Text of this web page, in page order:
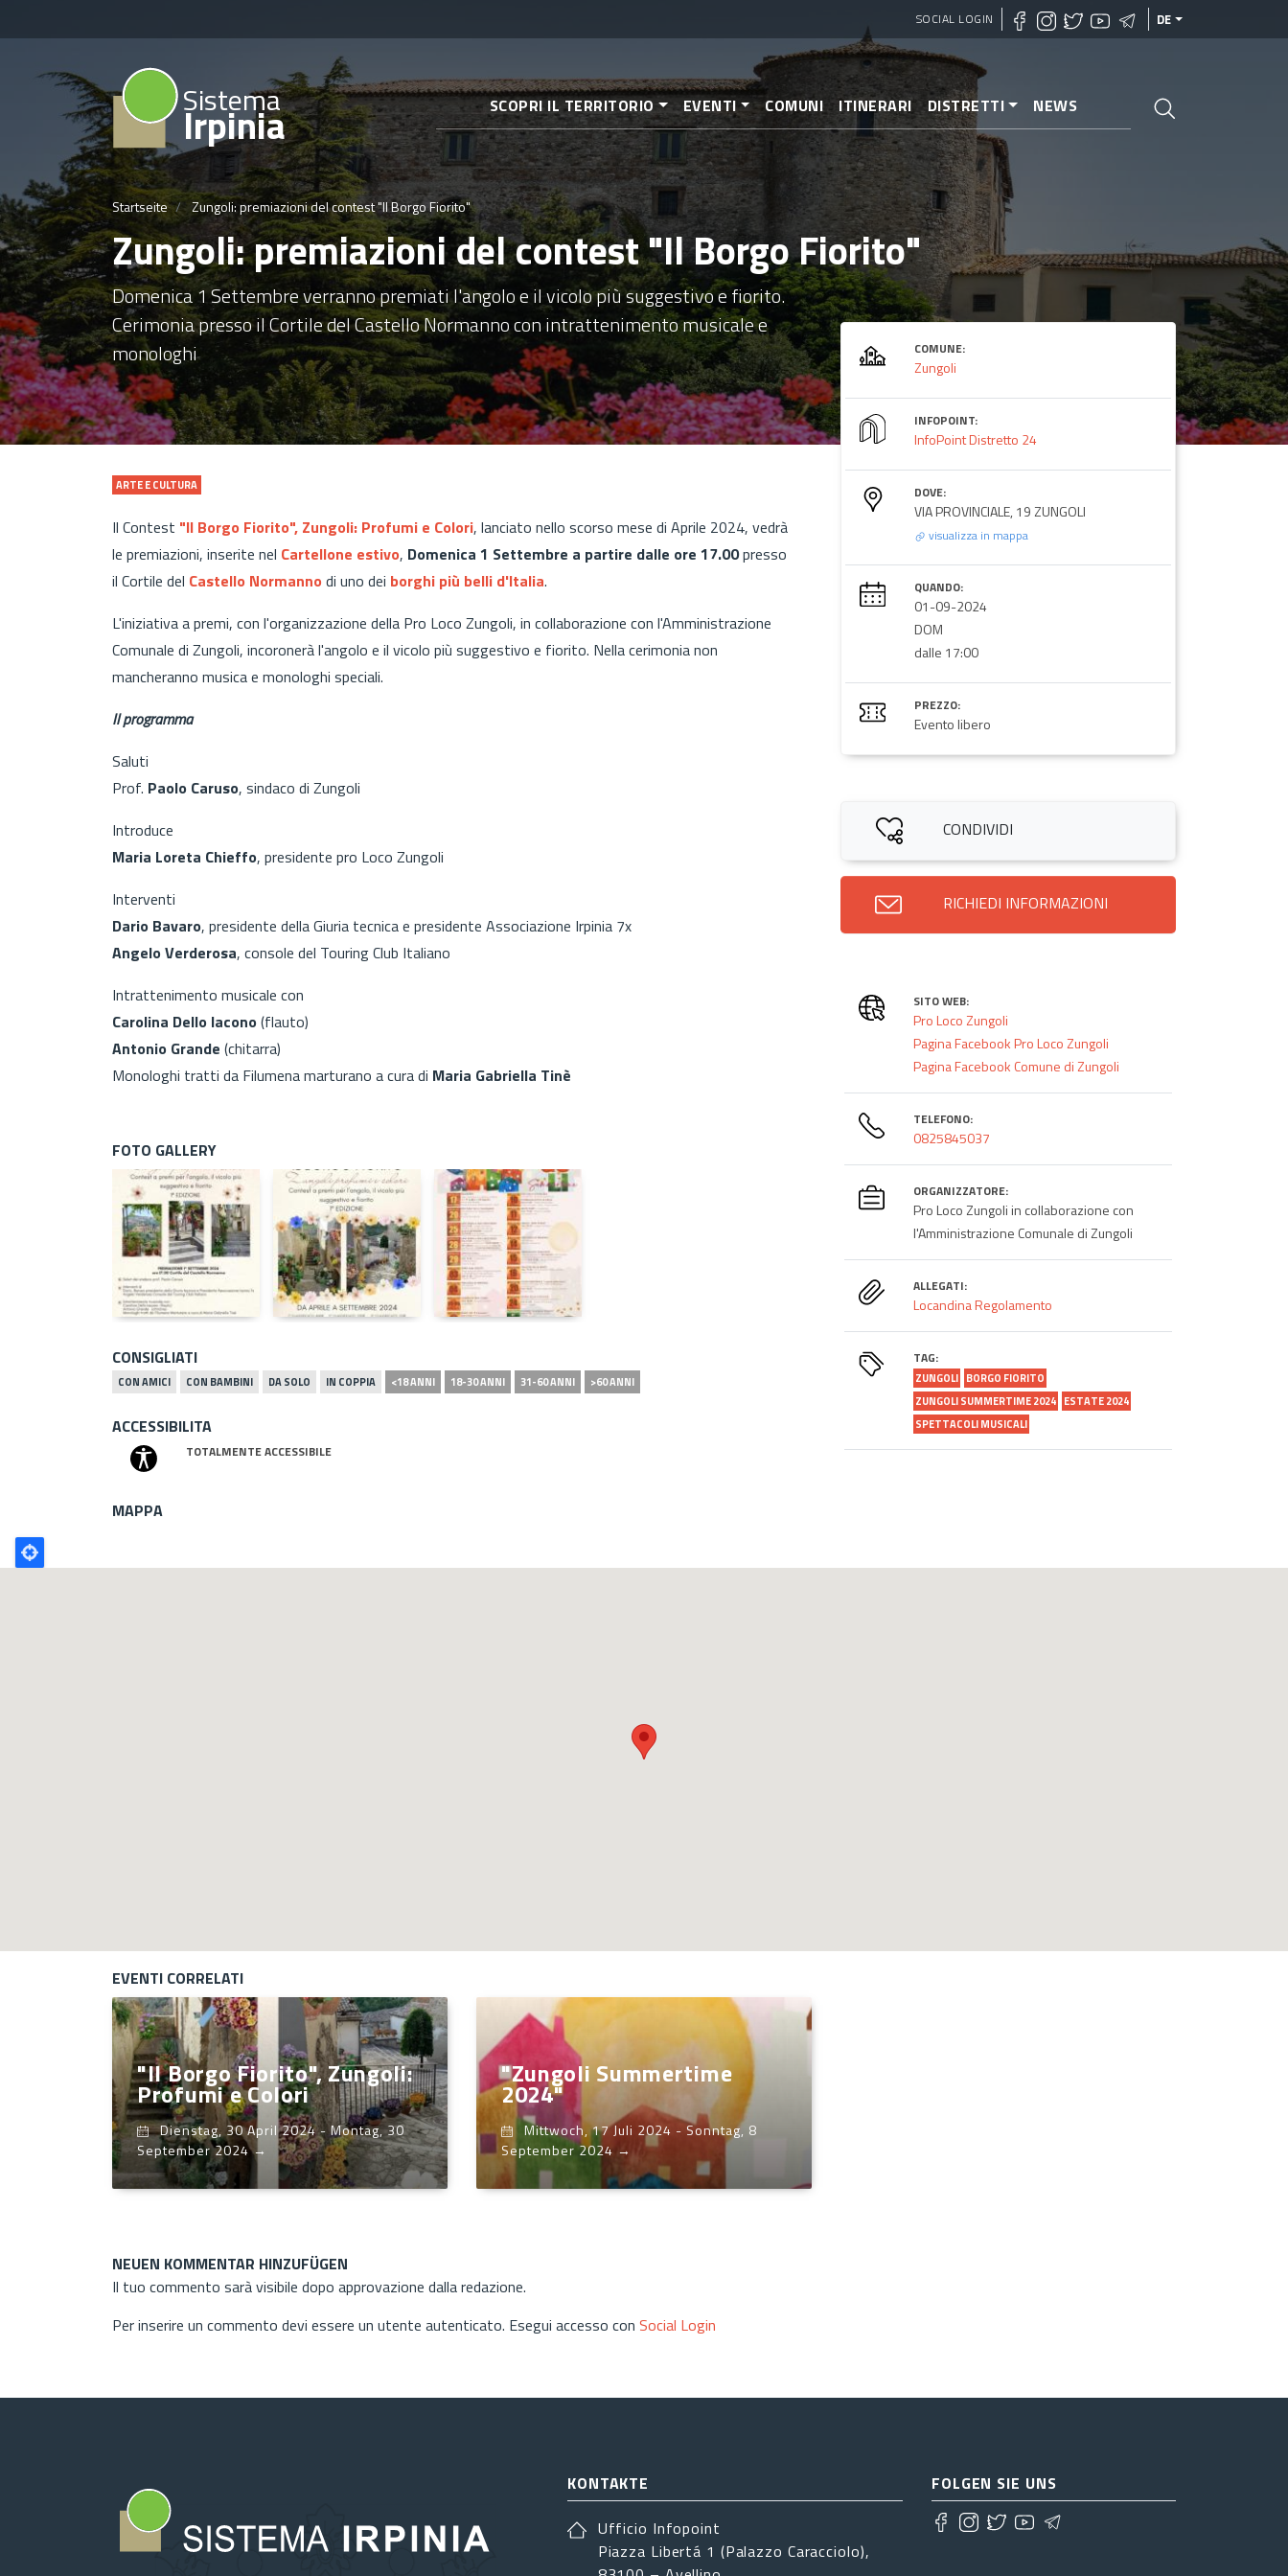
zum
SOCIAL LOGIN DE
Sistema
Irpinia SCOPRI IL TERRITORIO EVENTI COMUNI ITINERARI DISTRETTI NEWS
Startseite Zungoli: premiazioni del contest "Il Borgo Fiorito"
Zungoli: premiazioni del contest "Il Borgo Fiorito"
Domenica 1 Settembre verranno premiati l'angolo e il vicolo più suggestivo e fiorito.
Cerimonia presso il Cortile del Castello Normanno con intrattenimento musicale e
monologhi
ARTE E CULTURA
Il Contest "Il Borgo Fiorito", Zungoli: Profumi e Colori, lanciato nello scorso mese di Aprile 2024, vedrà
le premiazioni, inserite nel Cartellone estivo, Domenica 1 Settembre a partire dalle ore 17.00presso
il Cortile del Castello Normanno di uno dei borghi più belli d'Italia.
L'iniziativa a premi, con l'organizzazione della Pro Loco Zungoli, in collaborazione con l'Amministrazione
Comunale di Zungoli, incoronerà l'angolo e il vicolo più suggestivo e fiorito. Nella cerimonia non
mancheranno musica e monologhi speciali.
Il programma
Saluti
Prof. Paolo Caruso, sindaco di Zungoli
Introduce
Maria Loreta Chieffo, presidente pro Loco Zungoli
Interventi
Dario Bavaro, presidente della Giuria tecnica e presidente Associazione Irpinia 7x
Angelo Verderosa, console del Touring Club Italiano
Intrattenimento musicale con
Carolina Dello Iacono(flauto)
Antonio Grande (chitarra)
Monologhi tratti da Filumena marturano a cura di Maria Gabriella Tinè
FOTO GALLERY
CONSIGLIATI
CON AMICI CON BAMBINI DA SOLO IN COPPIA <18 ANNI 18-30 ANNI 31-60 ANNI >60 ANNI
ACCESSIBILITA
TOTALMENTE ACCESSIBILE
COMUNE:
Zungoli
INFOPOINT:
InfoPoint Distretto 24
DOVE:
VIA PROVINCIALE, 19 ZUNGOLI
visualizza in mappa
QUANDO:
01-09-2024
DOM
dalle 17:00
PREZZO:
Evento libero
CONDIVIDI
RICHIEDI INFORMAZIONI
SITO WEB:
Pro Loco Zungoli
Pagina Facebook Pro Loco Zungoli
Pagina Facebook Comune di Zungoli
TELEFONO:
0825845037
ORGANIZZATORE:
Pro Loco Zungoli in collaborazione con
l'Amministrazione Comunale di Zungoli
ALLEGATI:
LocandinaRegolamento
TAG:
ZUNGOLI BORGO FIORITO
ZUNGOLI SUMMERTIME 2024 ESTATE 2024
SPETTACOLI MUSICALI
MAPPA
Poligono
GEO
EVENTI CORRELATI
"Il Borgo Fiorito", Zungoli:
Profumi e Colori
Dienstag, 30 April 2024-Montag, 30
September 2024→
"Zungoli Summertime
2024"
Mittwoch, 17 Juli 2024 - Sonntag, 8
September 2024→
NEUEN KOMMENTAR HINZUFÜGEN
Il tuo commento sarà visibile dopo approvazione dalla redazione.
Per inserire un commento devi essere un utente autenticato. Esegui accesso con Social Login
KONTAKTE
Ufficio Infopoint
Piazza Libertá 1 (Palazzo Caracciolo),
FOLGEN SIE UNS